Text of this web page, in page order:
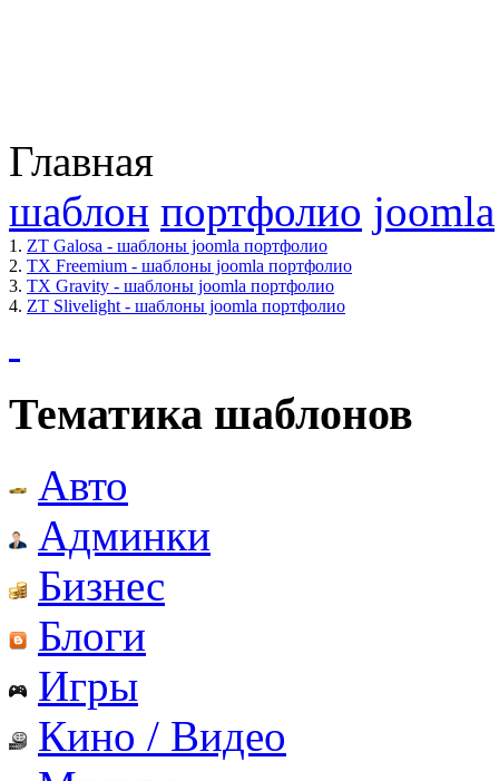
Главная
шаблон портфолио joomla
1. ZT Galosa - шаблоны joomla портфолио
2. TX Freemium - шаблоны joomla портфолио
3. TX Gravity - шаблоны joomla портфолио
4. ZT Slivelight - шаблоны joomla портфолио
Тематика шаблонов
Авто
Админки
Бизнес
Блоги
Игры
Кино / Видео